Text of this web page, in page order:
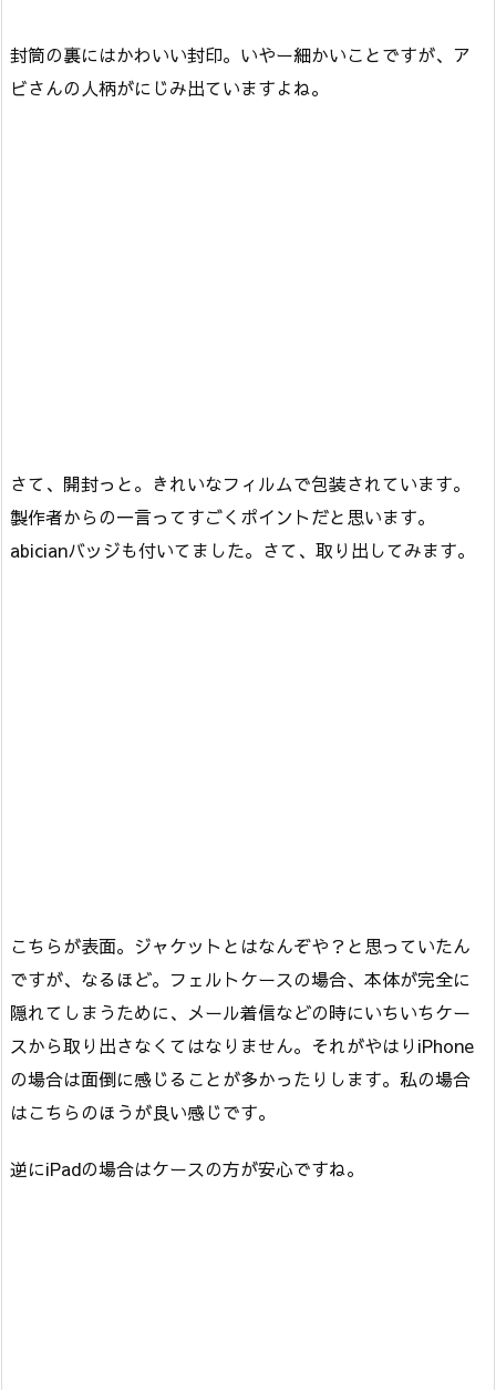
封筒の裏にはかわいい封印。いやー細かいことですが、ア
ビさんの人柄がにじみ出ていますよね。
さて、開封っと。きれいなフィルムで包装されています。
製作者からの一言ってすごくポイントだと思います。
abicianバッジも付いてました。さて、取り出してみます。
こちらが表面。ジャケットとはなんぞや？と思っていたん
ですが、なるほど。フェルトケースの場合、本体が完全に
隠れてしまうために、メール着信などの時にいちいちケー
スから取り出さなくてはなりません。それがやはりiPhone
の場合は面倒に感じることが多かったりします。私の場合
はこちらのほうが良い感じです。
逆にiPadの場合はケースの方が安心ですね。